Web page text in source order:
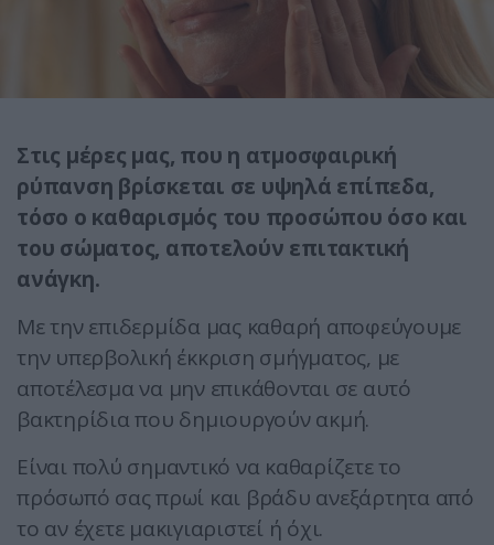
Στις μέρες μας, που η ατμοσφαιρική
ρύπανση βρίσκεται σε υψηλά επίπεδα,
τόσο ο καθαρισμός του προσώπου όσο και
του σώματος, αποτελούν επιτακτική
ανάγκη.
Με την επιδερμίδα μας καθαρή αποφεύγουμε
την υπερβολική έκκριση σμήγματος, με
αποτέλεσμα να μην επικάθονται σε αυτό
βακτηρίδια που δημιουργούν ακμή.
Είναι πολύ σημαντικό να καθαρίζετε το
πρόσωπό σας πρωί και βράδυ ανεξάρτητα από
το αν έχετε μακιγιαριστεί ή όχι.